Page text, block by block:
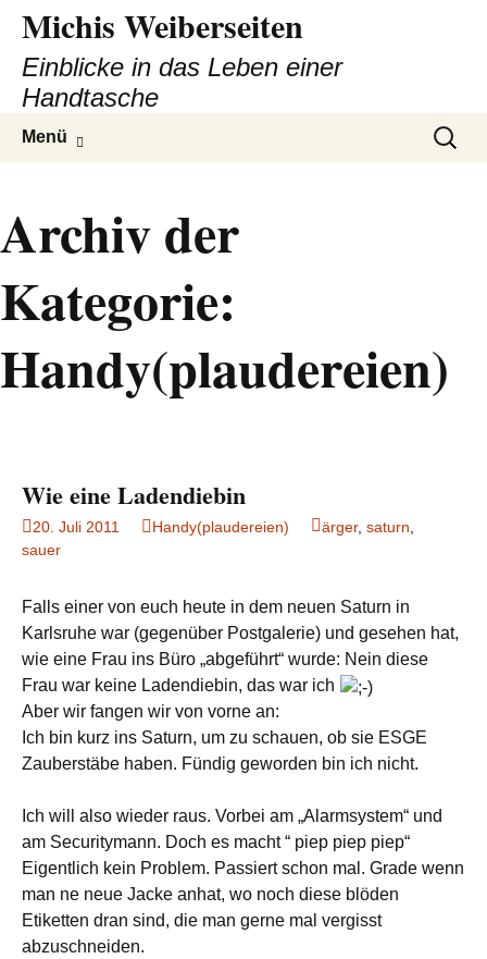
Michis Weiberseiten
Einblicke in das Leben einer
Handtasche
Menü
Suchen
nach:
Archiv der
Kategorie:
Handy(plaudereien)
Wie eine Ladendiebin
20. Juli 2011 Handy(plaudereien) ärger, saturn
sauer
Falls einer von euch heute in dem neuen Saturn in
Karlsruhe war (gegenüber Postgalerie) und gesehen hat,
wie eine Frau ins Büro „abgeführt“ wurde: Nein diese
Frau war keine Ladendiebin, das war ich
Aber wir fangen wir von vorne an:
Ich bin kurz ins Saturn, um zu schauen, ob sie ESGE
Zauberstäbe haben. Fündig geworden bin ich nicht.
Ich will also wieder raus. Vorbei am „Alarmsystem“ und
am Securitymann. Doch es macht “ piep piep piep“
Eigentlich kein Problem. Passiert schon mal. Grade wenn
man ne neue Jacke anhat, wo noch diese blöden
Etiketten dran sind, die man gerne mal vergisst
abzuschneiden.